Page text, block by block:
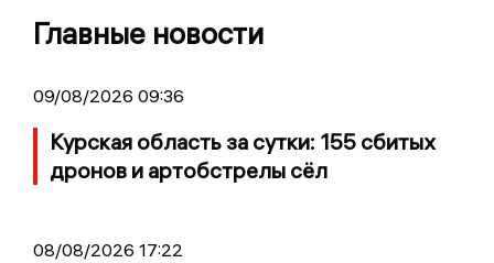
Главные новости
09/08/2026 09:36
Курская область за сутки: 155 сбитых
дронов и артобстрелы сёл
08/08/2026 17:22